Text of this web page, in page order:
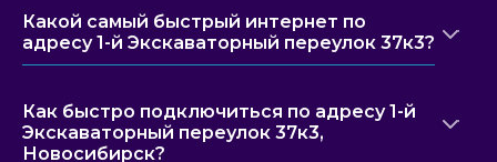
Какой самый быстрый интернет по
адресу 1-й Экскаваторный переулок 37к3?
Как быстро подключиться по адресу 1-й
Экскаваторный переулок 37к3,
Новосибирск?